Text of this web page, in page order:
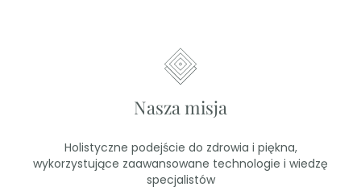
Nasza misja
Holistyczne podejście do zdrowia i piękna,
wykorzystujące zaawansowane technologie i wiedzę
specjalistów